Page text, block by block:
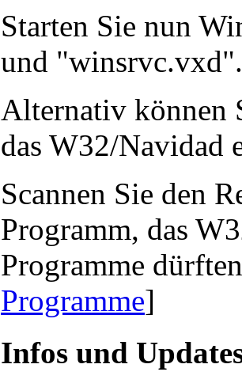
Starten Sie nun
und "winsrvc.vxd".
Alternativ können
das W32/Navidad
Scannen Sie den
Programm, das
Programme
Programme]
Infos und